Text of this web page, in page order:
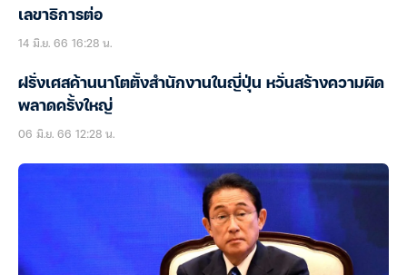
เลขาธิการต่อ
14 มิ.ย. 66 16:28 น.
ฝรั่งเศสค้านนาโตตั้งสำนักงานในญี่ปุ่น หวั่นสร้างความผิด
พลาดครั้งใหญ่
06 มิ.ย. 66 12:28 น.